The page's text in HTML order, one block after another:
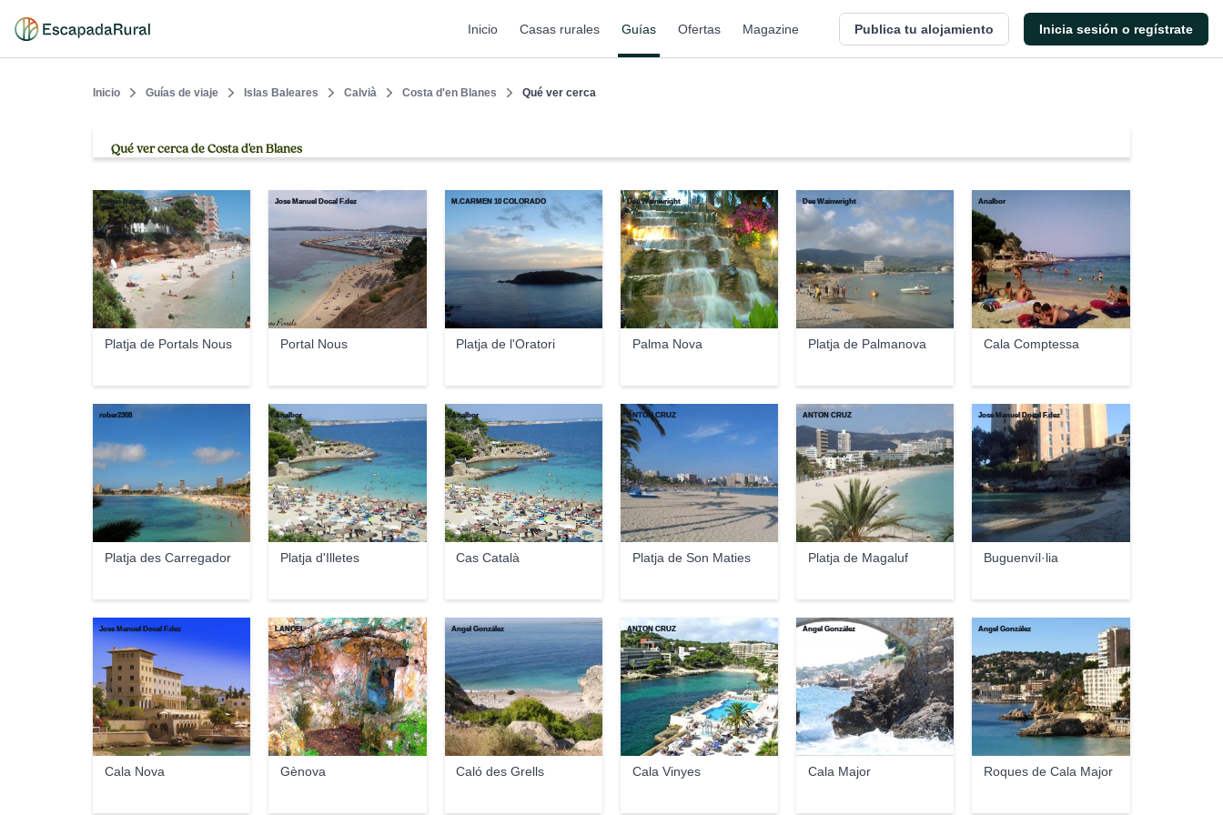
Inicio Casas rurales Guías Ofertas Magazine Publica tu alojamiento Inicia sesión o regístrate
Inicio Guías de viaje Islas Baleares Calvià Costa d'en Blanes Qué ver cerca
Qué ver cerca de Costa d'en Blanes
Platja de Portals Nous
Sergio Bagna
Portal Nous
Jose Manuel Docal F.dez
Platja de l'Oratori
M.CARMEN 10 COLORADO
Palma Nova
Dee Wainwright
Platja de Palmanova
Dee Wainwright
Cala Comptessa
Analbor
Platja des Carregador
rober2308
Platja d'Illetes
Analbor
Cas Català
Analbor
Platja de Son Maties
ANTON CRUZ
Platja de Magaluf
ANTON CRUZ
Buguenvíl·lia
Jose Manuel Docal F.dez
Cala Nova
Jose Manuel Docal F.dez
Gènova
LANOEL
Caló des Grells
Ángel González
Cala Vinyes
ANTON CRUZ
Cala Major
Ángel González
Roques de Cala Major
Ángel González